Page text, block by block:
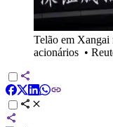
Telão em Xangai
acionários •